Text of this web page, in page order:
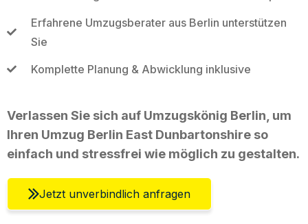
Erfahrene Umzugsberater aus Berlin unterstützen
Sie
Komplette Planung & Abwicklung inklusive
Verlassen Sie sich auf Umzugskönig Berlin, um
Ihren Umzug Berlin East Dunbartonshire so
einfach und stressfrei wie möglich zu gestalten.
Jetzt unverbindlich anfragen